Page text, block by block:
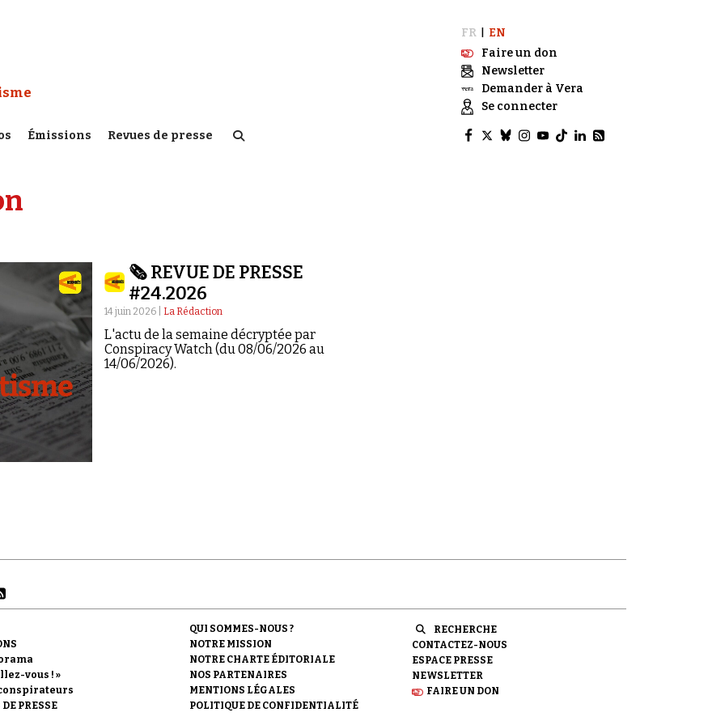
:
Émissions Revues de presse
FR
EN
Faire un don
Newsletter
Demander à Vera
Se connecter
🗞️ REVUE DE PRESSE
#24.2026
14 juin 2026 | La Rédaction
L'actu de la semaine décryptée par
Conspiracy Watch (du 08/06/2026 au
14/06/2026).
vous ! »
PRESSE
QUI SOMMES-NOUS ?
NOTRE MISSION
NOTRE CHARTE ÉDITORIALE
NOS PARTENAIRES
MENTIONS LÉGALES
POLITIQUE DE CONFIDENTIALITÉ
RECHERCHE
CONTACTEZ-NOUS
ESPACE PRESSE
NEWSLETTER
FAIRE UN DON